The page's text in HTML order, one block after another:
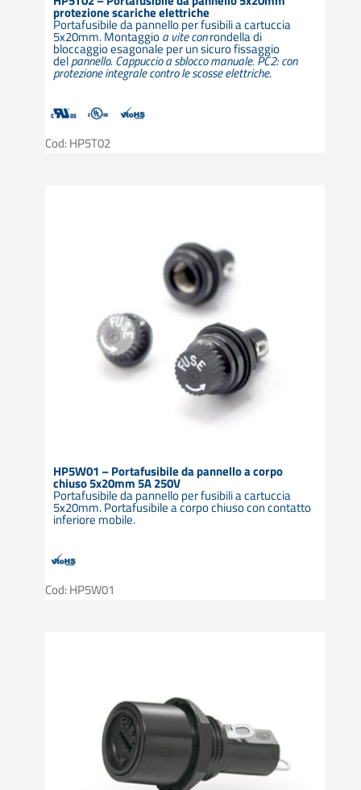
protezione scariche elettriche
Portafusibile da pannello per fusibili a cartuccia
5x20mm. Montaggioa vite conrondella di
bloccaggio esagonale per un sicuro fissaggio
delpannello. Cappuccio a sblocco manuale. PC2: con
protezione integrale contro le scosse elettriche.
Cod: HP5T02
HP5W01 – Portafusibile da pannello a corpo
chiuso 5x20mm 5A 250V
Portafusibile da pannello per fusibili a cartuccia
5x20mm. Portafusibile a corpo chiuso con contatto
inferiore mobile.
Cod: HP5W01